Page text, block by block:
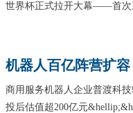
世界杯正式拉开大幕——首
机器人百亿阵营扩
商用服务机器人企业普渡科
投后估值超200亿元